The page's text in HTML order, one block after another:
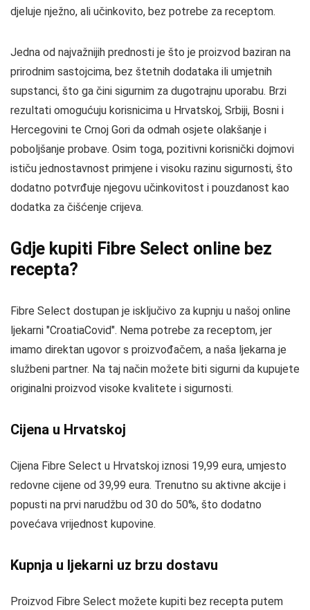
djeluje nježno, ali učinkovito, bez potrebe za receptom.
Jedna od najvažnijih prednosti je što je proizvod baziran na
prirodnim sastojcima, bez štetnih dodataka ili umjetnih
supstanci, što ga čini sigurnim za dugotrajnu uporabu. Brzi
rezultati omogućuju korisnicima u Hrvatskoj, Srbiji, Bosni i
Hercegovini te Crnoj Gori da odmah osjete olakšanje i
poboljšanje probave. Osim toga, pozitivni korisnički dojmovi
ističu jednostavnost primjene i visoku razinu sigurnosti, što
dodatno potvrđuje njegovu učinkovitost i pouzdanost kao
dodatka za čišćenje crijeva.
Gdje kupiti Fibre Select online bez
recepta?
Fibre Select dostupan je isključivo za kupnju u našoj online
ljekarni "CroatiaCovid". Nema potrebe za receptom, jer
imamo direktan ugovor s proizvođačem, a naša ljekarna je
službeni partner. Na taj način možete biti sigurni da kupujete
originalni proizvod visoke kvalitete i sigurnosti.
Cijena u Hrvatskoj
Cijena Fibre Select u Hrvatskoj iznosi 19,99 eura, umjesto
redovne cijene od 39,99 eura. Trenutno su aktivne akcije i
popusti na prvi narudžbu od 30 do 50%, što dodatno
povećava vrijednost kupovine.
Kupnja u ljekarni uz brzu dostavu
Proizvod Fibre Select možete kupiti bez recepta putem